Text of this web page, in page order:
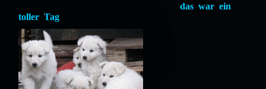
das war ein
toller Tag